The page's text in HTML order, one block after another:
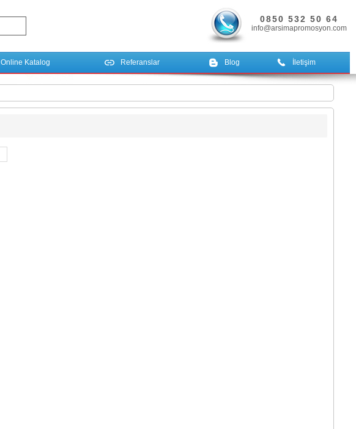
0850 532 50 64
info@arsimapromosyon.com
Online Katalog Referanslar Blog İletişim